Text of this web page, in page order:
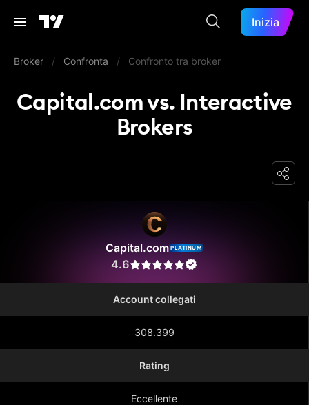
Inizia
Broker / Confronta / Confronto tra broker
Capital.com vs. Interactive
Brokers
Capital.com PLATINUM
4.6
Account collegati
308.399
Rating
Eccellente